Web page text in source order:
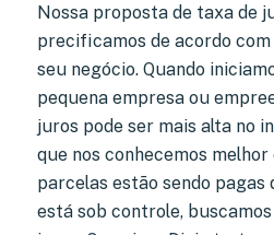
Nossa proposta de taxa de
precificamos de acordo com
seu negócio. Quando
pequena empresa ou
juros pode ser mais alta no
que nos conhecemos melhor
parcelas estão sendo
está sob controle,